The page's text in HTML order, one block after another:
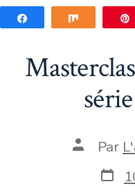
Partagez Partagez
Auteur
Par
Date
de